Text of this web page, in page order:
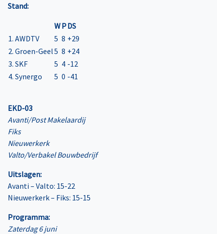
Stand:
WPDS
1. AWDTV
5 8 +29
2. Groen-Geel5 8 +24
3. SKF
5 4 -12
4. Synergo
5 0 -41
EKD-03
Avanti/Post Makelaardij
Fiks
Nieuwerkerk
Valto/Verbakel Bouwbedrijf
Uitslagen:
Avanti – Valto: 15-22
Nieuwerkerk – Fiks: 15-15
Programma:
Zaterdag 6 juni